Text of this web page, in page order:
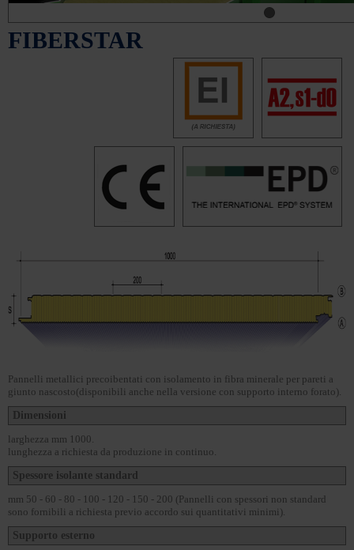
FIBERSTAR
Pannelli metallici precoibentati con isolamento in fibra minerale per pareti a
giunto nascosto(disponibili anche nella versione con supporto interno forato).
Dimensioni
larghezza mm 1000.
lunghezza a richiesta da produzione in continuo.
Spessore isolante standard
mm 50 - 60 - 80 - 100 - 120 - 150 - 200 (Pannelli con spessori non standard
sono fornibili a richiesta previo accordo sui quantitativi minimi).
Supporto esterno